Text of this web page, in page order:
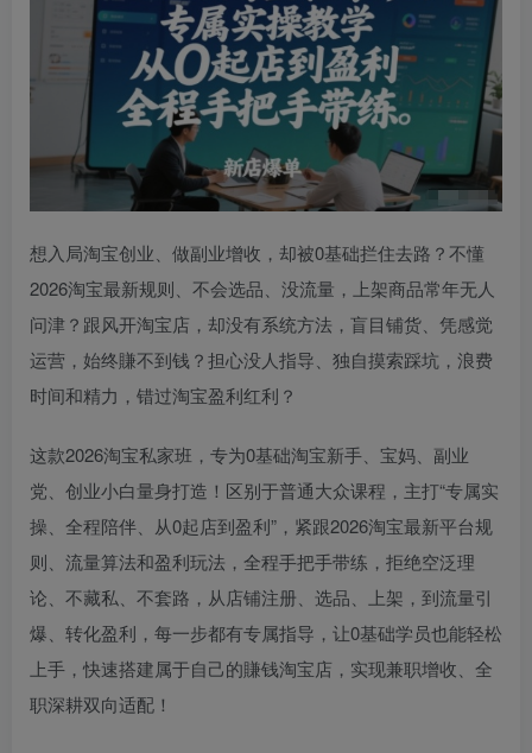
想入局淘宝创业、做副业增收，却被0基础拦住去路？不懂
2026淘宝最新规则、不会选品、没流量，上架商品常年无人
问津？跟风开淘宝店，却没有系统方法，盲目铺货、凭感觉
运营，始终賺不到钱？担心没人指导、独自摸索踩坑，浪费
时间和精力，错过淘宝盈利红利？
这款2026淘宝私家班，专为0基础淘宝新手、宝妈、副业
党、创业小白量身打造！区别于普通大众课程，主打“专属实
操、全程陪伴、从0起店到盈利”，紧跟2026淘宝最新平台规
则、流量算法和盈利玩法，全程手把手带练，拒绝空泛理
论、不藏私、不套路，从店铺注册、选品、上架，到流量引
爆、转化盈利，每一步都有专属指导，让0基础学员也能轻松
上手，快速搭建属于自己的賺钱淘宝店，实现兼职增收、全
职深耕双向适配！